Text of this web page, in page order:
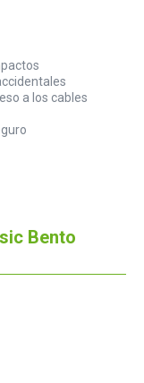
a los cables
Bento